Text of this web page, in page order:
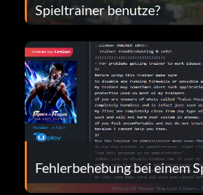
Spieltrainer benutze?
Fehlerbehebung bei einem